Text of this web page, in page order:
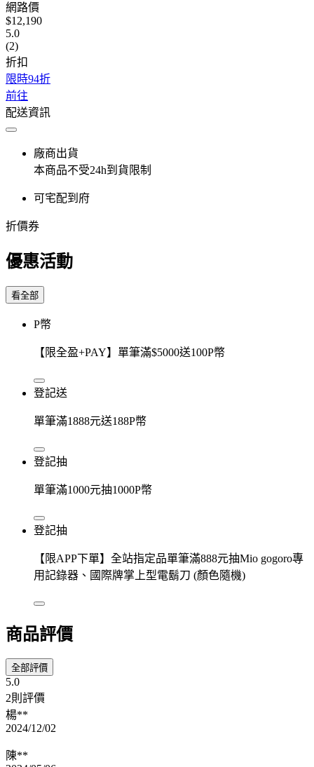
網路價
$12,190
5.0
(2)
折扣
限時94折
前往
配送資訊
廠商出貨
本商品不受24h到貨限制
可宅配到府
折價券
優惠活動
看全部
P幣
【限全盈+PAY】單筆滿$5000送100P幣
登記送
單筆滿1888元送188P幣
登記抽
單筆滿1000元抽1000P幣
登記抽
【限APP下單】全站指定品單筆滿888元抽Mio gogoro專
用記錄器、國際牌掌上型電鬍刀 (顏色隨機)
商品評價
全部評價
5.0
2則評價
楊**
2024/12/02
陳**